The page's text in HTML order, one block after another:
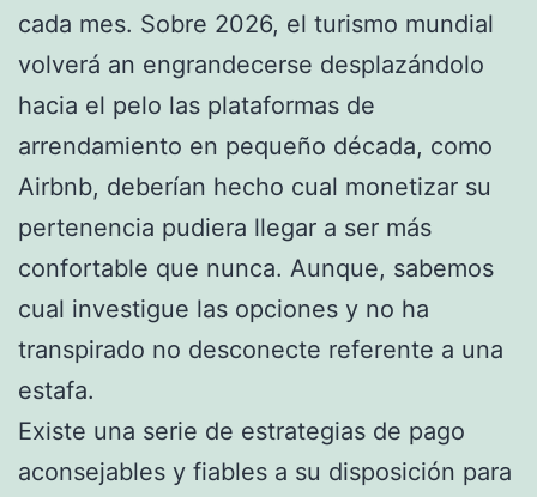
cada mes. Sobre 2026, el turismo mundial
volverá an engrandecerse desplazándolo
hacia el pelo las plataformas de
arrendamiento en pequeño década, como
Airbnb, deberían hecho cual monetizar su
pertenencia pudiera llegar a ser más
confortable que nunca. Aunque, sabemos
cual investigue las opciones y no ha
transpirado no desconecte referente a una
estafa.
Existe una serie de estrategias de pago
aconsejables y fiables a su disposición para